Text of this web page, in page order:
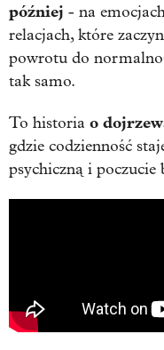
później - na
relacjach, które
powrotu do
tak samo.
To historia o
gdzie codzienność
psychiczną i poczucie